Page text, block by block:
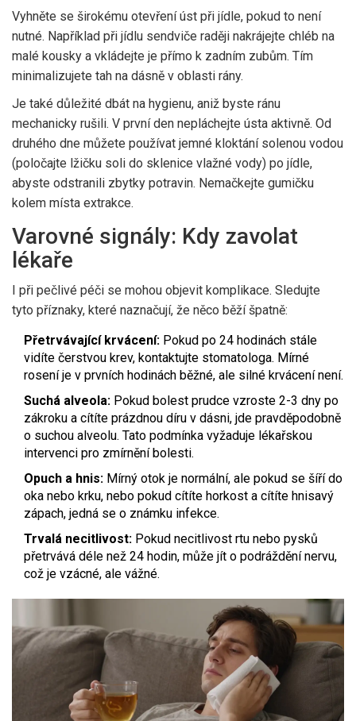
Vyhněte se širokému otevření úst při jídle, pokud to není
nutné. Například při jídlu sendviče raději nakrájejte chléb na
malé kousky a vkládejte je přímo k zadním zubům. Tím
minimalizujete tah na dásně v oblasti rány.
Je také důležité dbát na hygienu, aniž byste ránu
mechanicky rušili. V první den nepláchejte ústa aktivně. Od
druhého dne můžete používat jemné kloktání solenou vodou
(poločajte lžičku soli do sklenice vlažné vody) po jídle,
abyste odstranili zbytky potravin. Nemačkejte gumičku
kolem místa extrakce.
Varovné signály: Kdy zavolat
lékaře
I při pečlivé péči se mohou objevit komplikace. Sledujte
tyto příznaky, které naznačují, že něco běží špatně:
Přetrvávající krvácení: Pokud po 24 hodinách stále
vidíte čerstvou krev, kontaktujte stomatologa. Mírné
rosení je v prvních hodinách běžné, ale silné krvácení není.
Suchá alveola: Pokud bolest prudce vzroste 2-3 dny po
zákroku a cítíte prázdnou díru v dásni, jde pravděpodobně
o suchou alveolu. Tato podmínka vyžaduje lékařskou
intervenci pro zmírnění bolesti.
Opuch a hnis: Mírný otok je normální, ale pokud se šíří do
oka nebo krku, nebo pokud cítíte horkost a cítíte hnisavý
zápach, jedná se o známku infekce.
Trvalá necitlivost: Pokud necitlivost rtu nebo pysků
přetrvává déle než 24 hodin, může jít o podráždění nervu,
což je vzácné, ale vážné.